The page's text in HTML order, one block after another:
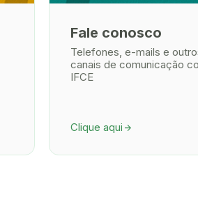
Fale conosco
Telefones, e-mails e
canais de comunicação
IFCE
Clique aqui arrow_forward